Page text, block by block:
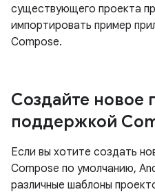
существующего проекта
импортировать пример
Compose.
Создайте новое
поддержкой
Если вы хотите создать
Compose по умолчанию,
различные шаблоны